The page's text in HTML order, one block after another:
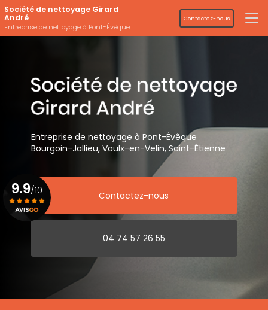
Aller
au
contenu
principal
Société de nettoyage Girard
André
Entreprise de nettoyage à Pont-Évêque
Contactez-nous
Entreprise de nettoyage à Pont-Évêque
Bourgoin-Jallieu, Vaulx-en-Velin, Saint-Étienne
Contactez-nous
04 74 57 26 55
9.9/10